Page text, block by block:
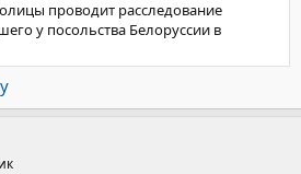
проводит расследование
у посольства Белоруссии в